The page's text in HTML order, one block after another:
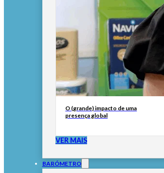
O (grande) impacto de uma
presença global
VER MAIS
BARÓMETRO